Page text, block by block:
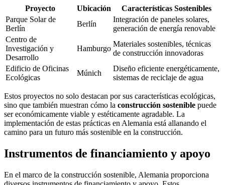
Proyecto Ubicación
Características Sostenibles
Parque Solar de
Berlín
Berlín
Integración de paneles solares,
generación de energía renovable
Centro de
Investigación y
Desarrollo
Hamburgo
Materiales sostenibles, técnicas
de construcción innovadoras
Edificio de Oficinas
Ecológicas
Múnich
Diseño eficiente energéticamente,
sistemas de reciclaje de agua
Estos proyectos no solo destacan por sus características ecológicas,
sino que también muestran cómo la construcción sostenible puede
ser económicamente viable y estéticamente agradable. La
implementación de estas prácticas en Alemania está allanando el
camino para un futuro más sostenible en la construcción.
Instrumentos de financiamiento y apoyo
En el marco de la construcción sostenible, Alemania proporciona